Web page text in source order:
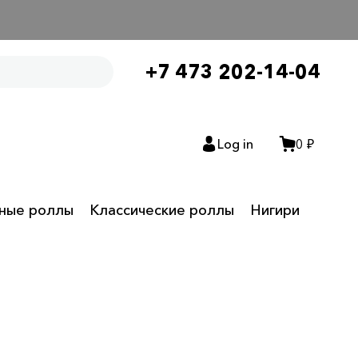
+7 473 202-14-04
Log in 0 ₽
роллы Классические роллы
Нигири